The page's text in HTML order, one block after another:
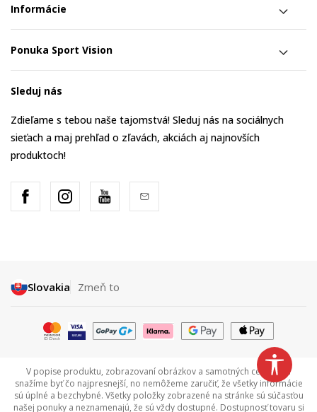
Informácie
Ponuka Sport Vision
Sleduj nás
Zdieľame s tebou naše tajomstvá! Sleduj nás na sociálnych
sieťach a maj prehľad o zľavách, akciách aj najnovších
produktoch!
Slovakia Zmeň to
V popise produktu, zobrazovaní obrázkov a samotných cenách sa
snažíme byť čo najpresnejší, no nemôžeme zaručiť, že všetky informácie
sú úplné a bezchybné. Všetky položky zobrazené na stránke sú súčasťou
našej ponuky a neznamenajú, že sú vždy dostupné. Dostupnosť tovaru si